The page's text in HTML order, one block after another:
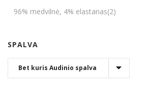
96% medvilnė, 4% elastanas(2)
SPALVA